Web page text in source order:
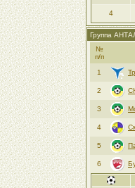
4
Группа
№
п/п
1
2
3
4
5
6